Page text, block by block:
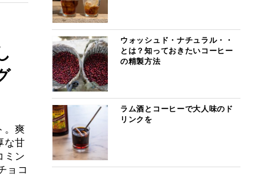
。爽
な甘
ミン
ョコ
ウォッシュド・ナチュラル・・
とは？知っておきたいコーヒー
の精製方法
ラム酒とコーヒーで大人味のド
リンクを